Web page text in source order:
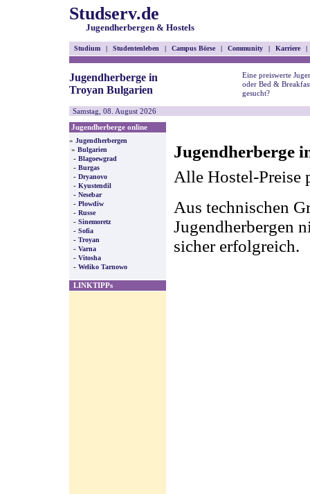
Studserv.de
Jugendherbergen & Hostels
Studium | Studentenleben | Campus Börse | Community | Karriere |
Jugendherberge in
Troyan Bulgarien
Eine preiswerte
oder Bed &
gesucht?
Samstag, 08. August 2026
Jugendherberge online
» Jugendherbergen
» Bulgarien
- Blagoewgrad
- Burgas
- Dryanovo
- Kyustendil
- Nesebar
- Plowdiw
- Russe
- Sinemoretz
- Sofia
- Troyan
- Varna
- Vitosha
- Weliko Tarnowo
LINKTIPPs
Jugendherberge
Alle Hostel-Preise
Aus technischen
Jugendherbergen
sicher erfolgreich.